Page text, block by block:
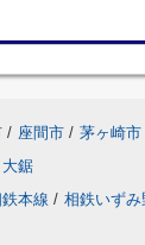
/ 座間市 / 茅ヶ崎市
大鋸
本線 / 相鉄いずみ